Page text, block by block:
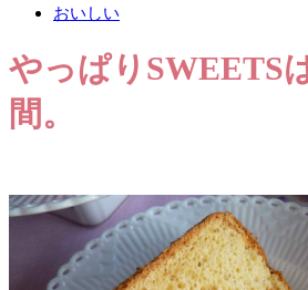
おいしい
やっぱりSWEETS
間。